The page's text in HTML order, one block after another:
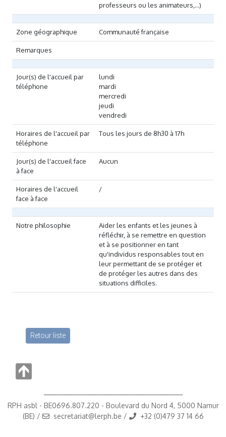
professeurs ou les animateurs,...)
Zone géographique Communauté française
Remarques
Jour(s) de l'accueil par
téléphone
lundi
mardi
mercredi
jeudi
vendredi
Horaires de l'accueil par
téléphone
Tous les jours de 8h30 à 17h
Jour(s) de l'accueil face
à face
Aucun
Horaires de l'accueil
face à face
/
Notre philosophie
Aider les enfants et les jeunes à
réfléchir, à se remettre en question
et à se positionner en tant
qu'individus responsables tout en
leur permettant de se protéger et
de protéger les autres dans des
situations difficiles.
Retour liste
─────────────────────────
RPH asbl - BE0696.807.220 - Boulevard du Nord 4, 5000 Namur
(BE) /
secretariat@lerph.be / +32 (0)479 37 14 66